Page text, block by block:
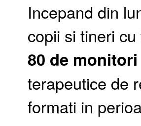
Incepand din
copii si tineri
80 de
terapeutice de
formati in